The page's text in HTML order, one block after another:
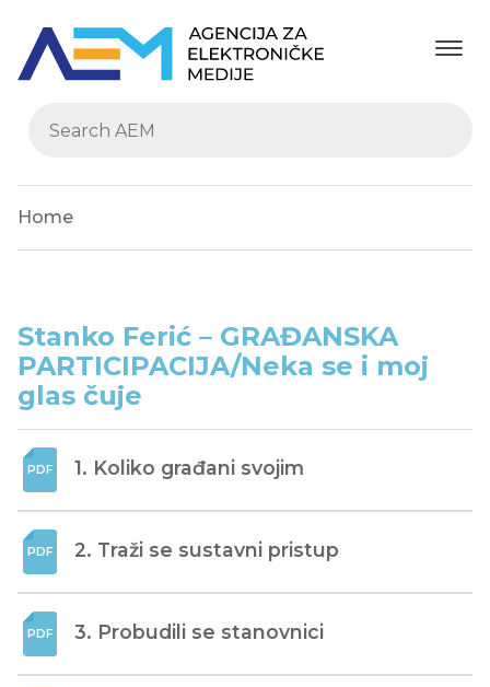
Home
Stanko Ferić – GRAĐANSKA
PARTICIPACIJA/Neka se i moj
glas čuje
1. Koliko građani svojim
2. Traži se sustavni pristup
3. Probudili se stanovnici